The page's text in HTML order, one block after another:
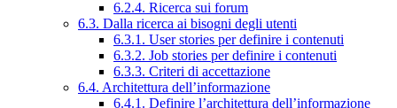
6.2.4. Ricerca sui forum
6.3. Dalla ricerca ai bisogni degli utenti
6.3.1. User stories per definire i contenuti
6.3.2. Job stories per definire i contenuti
6.3.3. Criteri di accettazione
6.4. Architettura dell’informazione
6.4.1. Definire l’architettura dell’informazione